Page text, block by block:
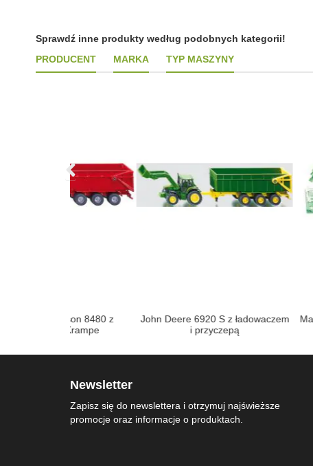
Sprawdź inne produkty według podobnych kategorii!
PRODUCENT
MARKA TYP MASZYNY
John Deere 6920 S z ładowaczem
Makieta Hodowla
Newsletter
Zapisz się do newslettera i otrzymuj najświeższe
promocje oraz informacje o produktach.